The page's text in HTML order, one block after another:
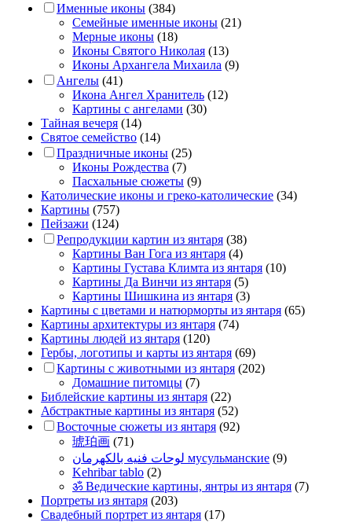
Именные иконы (384)
Семейные именные иконы (21)
Мерные иконы (18)
Иконы Святого Николая (13)
Иконы Архангела Михаила (9)
Ангелы (41)
Икона Ангел Хранитель (12)
Картины с ангелами (30)
Тайная вечеря (14)
Святое семейство (14)
Праздничные иконы (25)
Иконы Рождества (7)
Пасхальные сюжеты (9)
Католические иконы и греко-католические (34)
Картины (757)
Пейзажи (124)
Репродукции картин из янтаря (38)
Картины Ван Гога из янтаря (4)
Картины Густава Климта из янтаря (10)
Картины Да Винчи из янтаря (5)
Картины Шишкина из янтаря (3)
Картины с цветами и натюрморты из янтаря (65)
Картины архитектуры из янтаря (74)
Картины людей из янтаря (120)
Гербы, логотипы и карты из янтаря (69)
Картины с животными из янтаря (202)
Домашние питомцы (7)
Библейские картины из янтаря (22)
Абстрактные картины из янтаря (52)
Восточные сюжеты из янтаря (92)
琥珀画 (71)
لوحات فنيه بالكهرمان мусульманские (9)
Kehribar tablo (2)
ॐ Ведические картины, янтры из янтаря (7)
Портреты из янтаря (203)
Свадебный портрет из янтаря (17)